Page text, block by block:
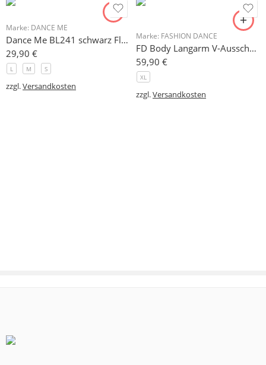
Marke: DANCE ME
Dance Me BL241 schwarz Fledermausärmel
29,90 €
L M S
zzgl.Versandkosten
Marke: FASHION DANCE
FD Body Langarm V-Ausschnit Mesh + Hemdkragen Gr. XXL
59,90 €
XL
zzgl.Versandkosten